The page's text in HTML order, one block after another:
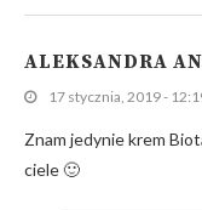
ALEKSANDRA
17 stycznia, 2019 -
Znam jedynie krem
ciele 🙂